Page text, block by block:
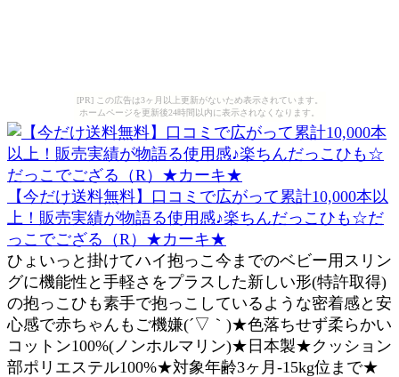
[PR] この広告は3ヶ月以上更新がないため表示されています。
ホームページを更新後24時間以内に表示されなくなります。
【今だけ送料無料】口コミで広がって累計10,000本以
上！販売実績が物語る使用感♪楽ちんだっこひも☆だ
っこでござる（R）★カーキ★
ひょいっと掛けてハイ抱っこ今までのベビー用スリン
グに機能性と手軽さをプラスした新しい形(特許取得)
の抱っこひも素手で抱っこしているような密着感と安
心感で赤ちゃんもご機嫌(´▽｀)★色落ちせず柔らかい
コットン100%(ノンホルマリン)★日本製★クッション
部ポリエステル100%★対象年齢3ヶ月-15kg位まで★